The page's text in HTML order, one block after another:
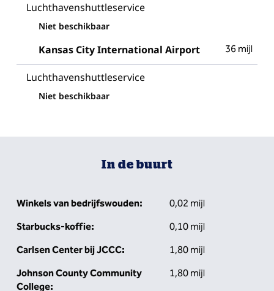
Luchthaven­shuttleservice
Niet beschikbaar
Kansas City International Airport 36 mijl
Luchthaven­shuttleservice
Niet beschikbaar
In de buurt
Winkels van bedrijfswouden:
0,02 mijl
Starbucks-koffie:
0,10 mijl
Carlsen Center bij JCCC:
1,80 mijl
Johnson County Community
College:
1,80 mijl